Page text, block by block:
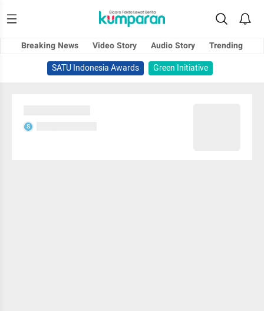
Breaking News Video Story Audio Story
Trending
SATU Indonesia Awards
Green Initiative
S